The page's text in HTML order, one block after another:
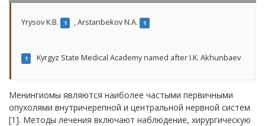
Yrysov K.B. 1 ,Arstanbekov N.A. 1
1 Kyrgyz State Medical Academy named after I.K. Akhunbaev
Менингиомы являются наиболее частыми первичными
опухолями внутричерепной и центральной нервной систем
[1]. Методы лечения включают наблюдение, хирургическую